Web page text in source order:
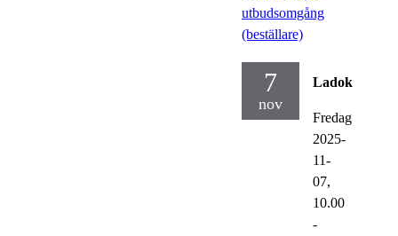
utbudsomgång
(beställare)
7
nov
Ladok
Fredag
2025-
11-
07,
10.00
-